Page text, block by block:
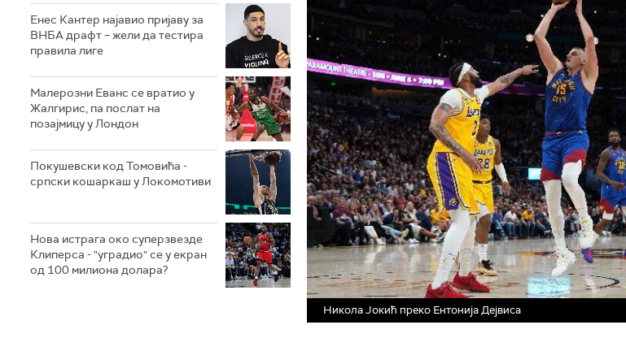
Енес Кантер најавио пријаву за
ВНБА драфт – жели да тестира
правила лиге
Малерозни Еванс се вратио у
Жалгирис, па послат на
позајмицу у Лондон
Покушевски код Томовића -
српски кошаркаш у Локомотиви
Нова истрага око суперзвезде
Клиперса - "уградио" се у екран
од 100 милиона долара?
Никола Јокић преко Ентонија Дејвиса